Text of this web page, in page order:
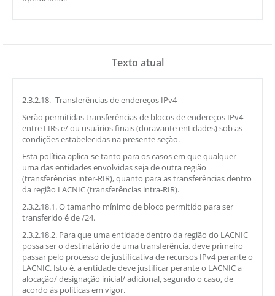
Texto atual
2.3.2.18.- Transferências de endereços IPv4
Serão permitidas transferências de blocos de endereços IPv4
entre LIRs e/ ou usuários finais (doravante entidades) sob as
condições estabelecidas na presente seção.
Esta política aplica-se tanto para os casos em que qualquer
uma das entidades envolvidas seja de outra região
(transferências inter-RIR), quanto para as transferências dentro
da região LACNIC (transferências intra-RIR).
2.3.2.18.1. O tamanho mínimo de bloco permitido para ser
transferido é de /24.
2.3.2.18.2. Para que uma entidade dentro da região do LACNIC
possa ser o destinatário de uma transferência, deve primeiro
passar pelo processo de justificativa de recursos IPv4 perante o
LACNIC. Isto é, a entidade deve justificar perante o LACNIC a
alocação/ designação inicial/ adicional, segundo o caso, de
acordo às políticas em vigor.